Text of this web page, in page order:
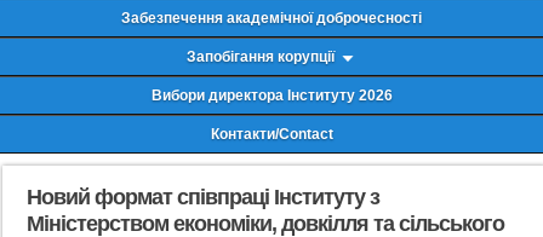
Забезпечення академічної доброчесності
Запобігання корупції
Вибори директора Інституту 2026
Контакти/Contact
Новий формат співпраці Інституту з
Міністерством економіки, довкілля та сільського